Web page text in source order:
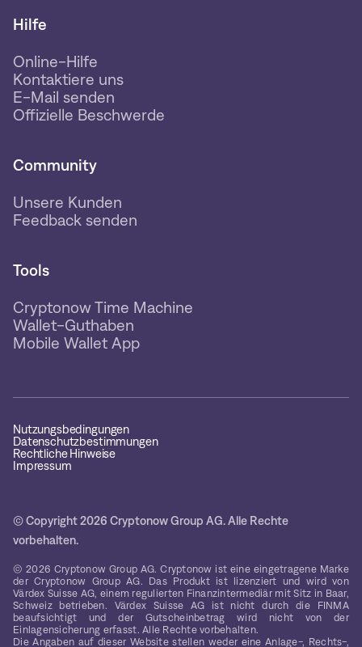
Hilfe
Online-Hilfe
Kontaktiere uns
E-Mail senden
Offizielle Beschwerde
Community
Unsere Kunden
Feedback senden
Tools
Cryptonow Time Machine
Wallet-Guthaben
Mobile Wallet App
Nutzungsbedingungen
Datenschutzbestimmungen
Rechtliche Hinweise
Impressum
© Copyright 2026 Cryptonow Group AG. Alle Rechte
vorbehalten.
© 2026 Cryptonow Group AG. Cryptonow ist eine eingetragene Marke
der Cryptonow Group AG. Das Produkt ist lizenziert und wird von
Värdex Suisse AG, einem regulierten Finanzintermediär mit Sitz in Baar,
Schweiz betrieben. Värdex Suisse AG ist nicht durch die FINMA
beaufsichtigt und der Gutscheinbetrag wird nicht von der
Einlagensicherung erfasst. Alle Rechte vorbehalten.
Die Angaben auf dieser Website stellen weder eine Anlage-, Rechts-,